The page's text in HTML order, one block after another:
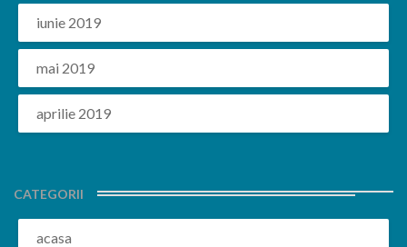
iunie 2019
mai 2019
aprilie 2019
CATEGORII
acasa